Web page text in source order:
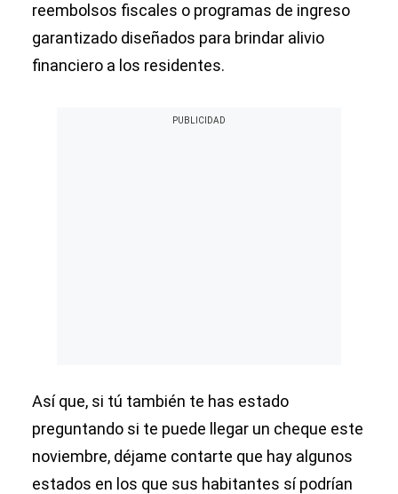
reembolsos fiscales o programas de ingreso
garantizado diseñados para brindar alivio
financiero a los residentes.
Así que, si tú también te has estado
preguntando si te puede llegar un cheque este
noviembre, déjame contarte que hay algunos
estados en los que sus habitantes sí podrían